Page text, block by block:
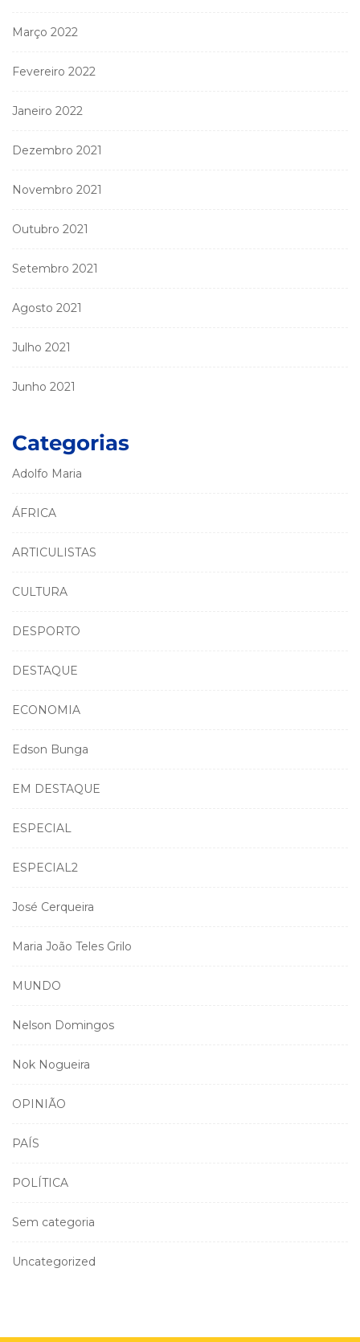
Março 2022
Fevereiro 2022
Janeiro 2022
Dezembro 2021
Novembro 2021
Outubro 2021
Setembro 2021
Agosto 2021
Julho 2021
Junho 2021
Categorias
Adolfo Maria
ÁFRICA
ARTICULISTAS
CULTURA
DESPORTO
DESTAQUE
ECONOMIA
Edson Bunga
EM DESTAQUE
ESPECIAL
ESPECIAL2
José Cerqueira
Maria João Teles Grilo
MUNDO
Nelson Domingos
Nok Nogueira
OPINIÃO
PAÍS
POLÍTICA
Sem categoria
Uncategorized